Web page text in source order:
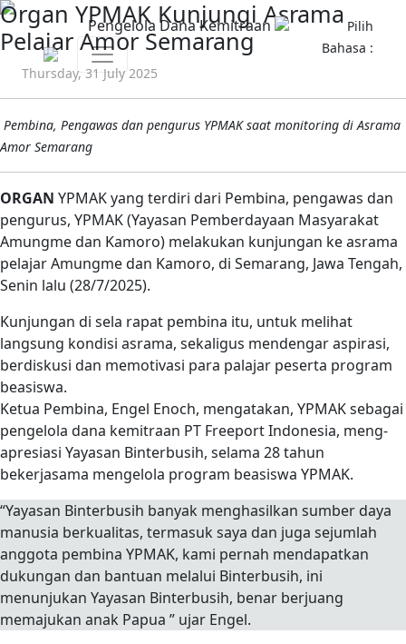
Pengelola Dana Kemitraan
Pilih
Bahasa :
Organ YPMAK Kunjungi Asrama
Pelajar Amor Semarang
Thursday, 31 July 2025
Pembina, Pengawas dan pengurus YPMAK saat monitoring di Asrama
Amor Semarang
ORGAN YPMAK yang terdiri dari Pembina, pengawas dan
pengurus, YPMAK (Yayasan Pemberdayaan Masyarakat
Amungme dan Kamoro) melakukan kunjungan ke asrama
pelajar Amungme dan Kamoro, di Semarang, Jawa Tengah,
Senin lalu (28/7/2025).
Kunjungan di sela rapat pembina itu, untuk melihat
langsung kondisi asrama, sekaligus mendengar aspirasi,
berdiskusi dan memotivasi para palajar peserta program
beasiswa.
Ketua Pembina, Engel Enoch, mengatakan, YPMAK sebagai
pengelola dana kemitraan PT Freeport Indonesia, meng-
apresiasi Yayasan Binterbusih, selama 28 tahun
bekerjasama mengelola program beasiswa YPMAK.
“Yayasan Binterbusih banyak menghasilkan sumber daya
manusia berkualitas, termasuk saya dan juga sejumlah
anggota pembina YPMAK, kami pernah mendapatkan
dukungan dan bantuan melalui Binterbusih, ini
menunjukan Yayasan Binterbusih, benar berjuang
memajukan anak Papua ” ujar Engel.